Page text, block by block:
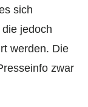
sich
jedoch
werden. Die
zwar